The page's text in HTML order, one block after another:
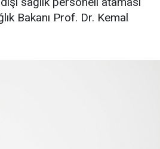
Bakanı Prof. Dr. Kemal